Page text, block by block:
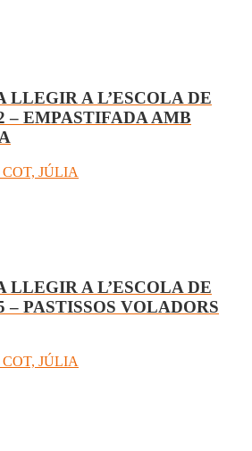
LLEGIR A L’ESCOLA DE
– EMPASTIFADA AMB
JÚLIA
LLEGIR A L’ESCOLA DE
– PASTISSOS VOLADORS
JÚLIA